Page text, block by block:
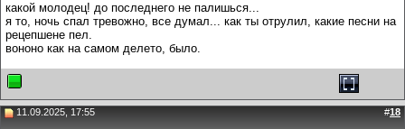
какой молодец! до последнего не палишься...
я то, ночь спал тревожно, все думал... как ты отрулил, какие песни на
рецепшене пел.
вононо как на самом делето, было.
11.09.2025, 17:55 #18